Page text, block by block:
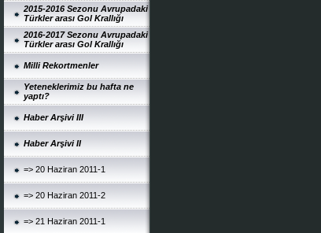
2015-2016 Sezonu Avrupadaki
Türkler arası Gol Krallığı
2016-2017 Sezonu Avrupadaki
Türkler arası Gol Krallığı
Milli Rekortmenler
Yeteneklerimiz bu hafta ne
yaptı?
Haber Arşivi III
Haber Arşivi II
=> 20 Haziran 2011-1
=> 20 Haziran 2011-2
=> 21 Haziran 2011-1